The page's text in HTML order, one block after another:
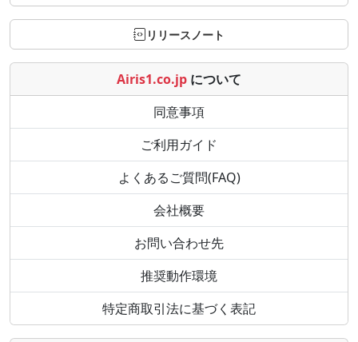
リリースノート
Airis1.co.jp について
同意事項
ご利用ガイド
よくあるご質問(FAQ)
会社概要
お問い合わせ先
推奨動作環境
特定商取引法に基づく表記